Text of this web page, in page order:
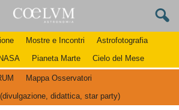
Mostre e Incontri
Astrofotografia
NASA Pianeta Marte Cielo del Mese
Mappa Osservatori
didattica, star party)